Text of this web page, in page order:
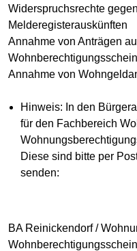
Widerspruchsrechte
Melderegisterauskünften
Annahme von Anträgen
Annahme von
Hinweis: In den
für den Fachbereich
Diese sind bitte per
senden:
BA Reinickendorf /